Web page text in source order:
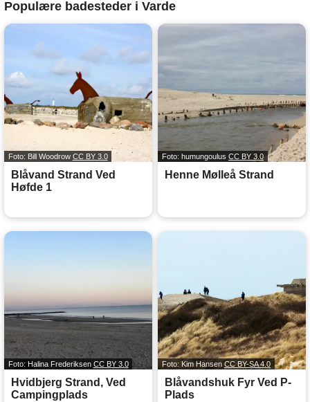
Populære badesteder i Varde
Foto: Bill Woodrow CC BY 3.0
Blåvand Strand Ved
Høfde 1
Foto: humungoulus CC BY 3.0
Henne Mølleå Strand
Foto: Halina Frederiksen CC BY 3.0
Hvidbjerg Strand, Ved
Campingplads
Foto: Kim Hansen CC BY-SA 4.0
Blåvandshuk Fyr Ved P-
Plads